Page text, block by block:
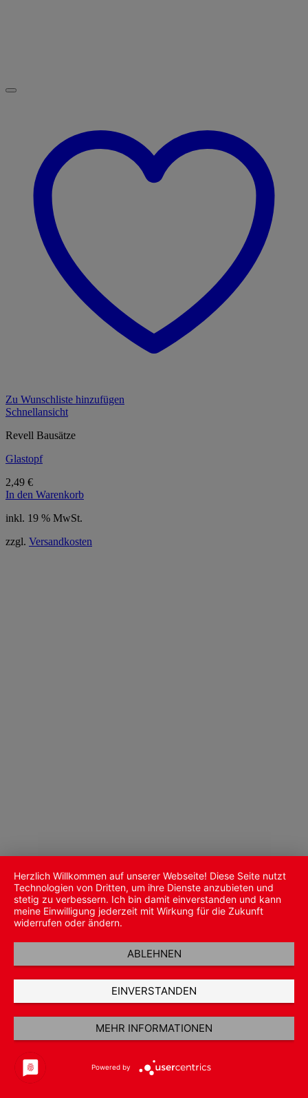
Zu Wunschliste hinzufügen
Schnellansicht
Revell Bausätze
Glastopf
2,49 €
In den Warenkorb
inkl. 19 % MwSt.
zzgl. Versandkosten
Herzlich Willkommen auf unserer Webseite! Diese Seite nutzt
Technologien von Dritten, um ihre Dienste anzubieten und
stetig zu verbessern. Ich bin damit einverstanden und kann
meine Einwilligung jederzeit mit Wirkung für die Zukunft
widerrufen oder ändern.
ABLEHNEN
EINVERSTANDEN
MEHR INFORMATIONEN
Powered by